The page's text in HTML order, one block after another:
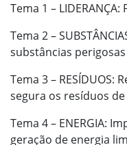
Tema 1 –
Tema 2 –
substâncias
Tema 3 –
segura os resíduos
Tema 4 – ENERGIA:
geração de energia